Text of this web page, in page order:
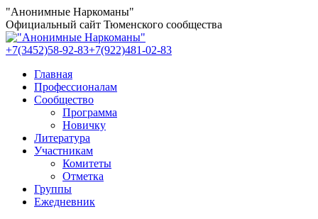
Перейти
к
содержанию
"Анонимные Наркоманы"
Официальный сайт Тюменского сообщества
+7(3452)58-92-83+7(922)481-02-83
Главная
Профессионалам
Сообщество
Программа
Новичку
Литература
Участникам
Комитеты
Отметка
Группы
Ежедневник